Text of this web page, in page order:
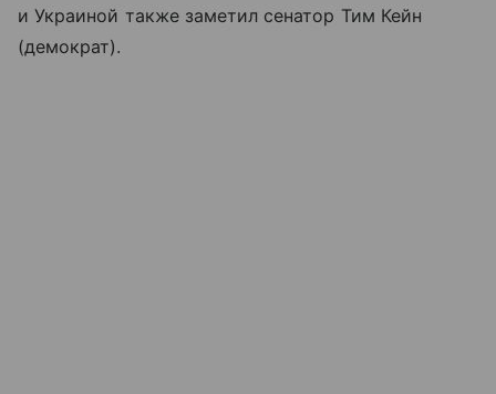
и Украиной также заметил сенатор Тим Кейн
(демократ).